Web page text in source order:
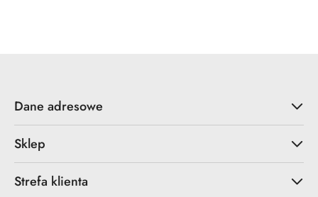
Dane adresowe
Sklep
Strefa klienta